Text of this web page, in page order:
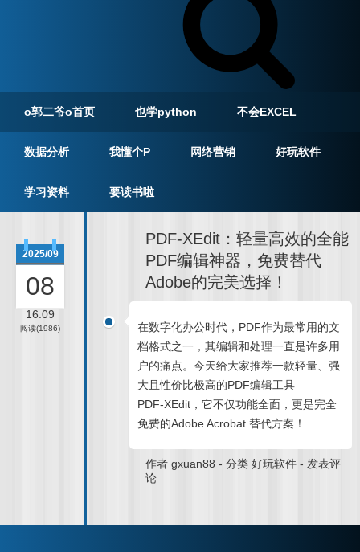
o郭二爷o首页 也学python 不会EXCEL
数据分析 我懂个P 网络营销 好玩软件
学习资料 要读书啦
PDF-XEdit：轻量高效的全能
PDF编辑神器，免费替代
Adobe的完美选择！
2025/09
08
16:09
阅读(1986)
在数字化办公时代，PDF作为最常用的文
档格式之一，其编辑和处理一直是许多用
户的痛点。今天给大家推荐一款轻量、强
大且性价比极高的PDF编辑工具——
PDF-XEdit，它不仅功能全面，更是完全
免费的Adobe Acrobat 替代方案！
作者gxuan88 -分类好玩软件 - 发表评
论